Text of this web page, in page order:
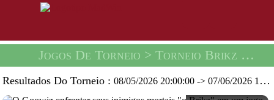
Jogos De Torneio > Torneio Brikz Break -
Resultados Do Torneio :08/05/2026 20:00:00 ->07/06/2026 19:59:59